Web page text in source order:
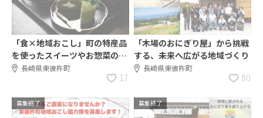
「食×地域おこし」町の特産品
を使ったスイーツやお惣菜の開
発に挑戦【地域おこし協力隊 募
長崎県東彼杵町
17
「木場のおにぎり屋」から挑戦
する、未来へ広がる地域づくり
長崎県東彼杵町
80
募集終了 募集終了